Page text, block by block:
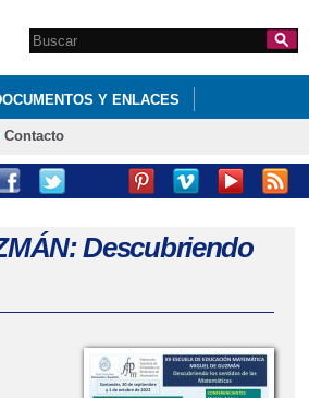
Formulario de
búsqueda
Search this site
Y ENLACES
DE ALBACETE)
Contacto
Descubriendo